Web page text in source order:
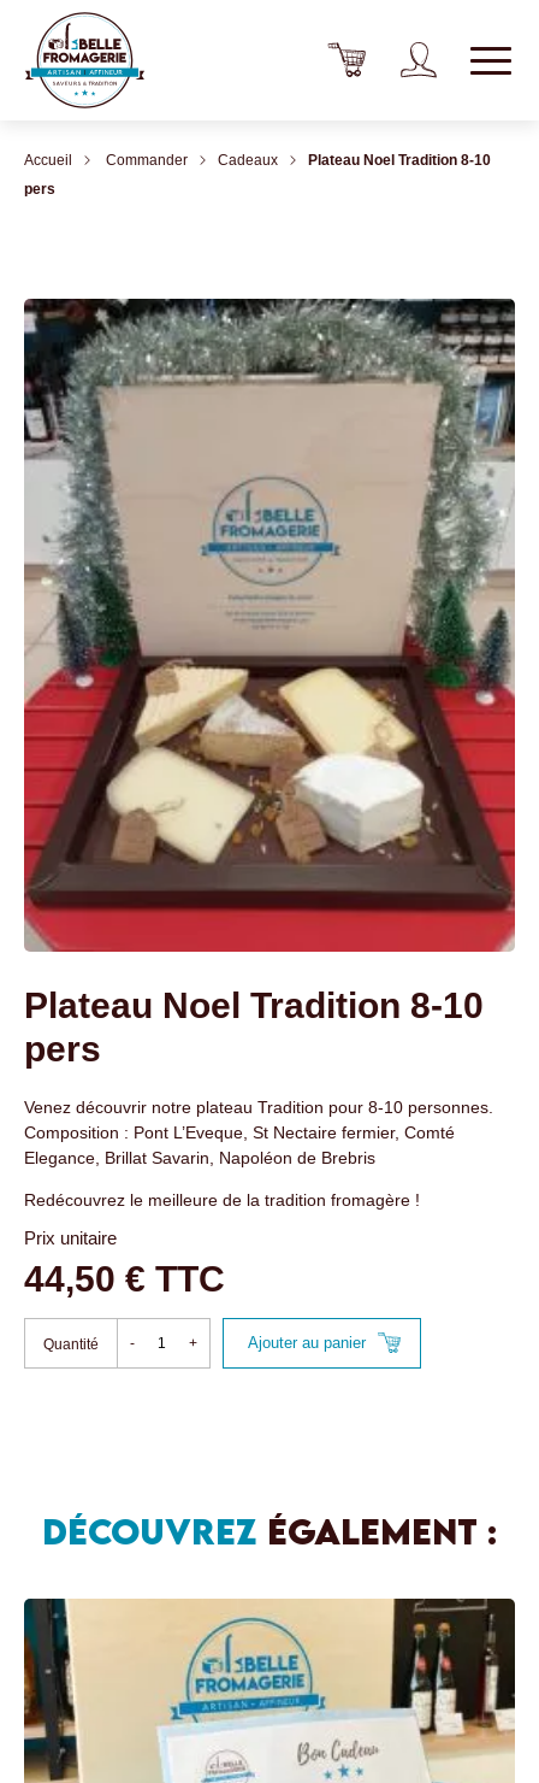
Accueil Commander Cadeaux
Plateau Noel Tradition 8-10
pers
Plateau Noel Tradition 8-10
pers
Venez découvrir notre plateau Tradition pour 8-10 personnes.
Composition : Pont L’Eveque, St Nectaire fermier, Comté
Elegance, Brillat Savarin, Napoléon de Brebris
Redécouvrez le meilleure de la tradition fromagère !
Prix unitaire
44,50 € TTC
Quantité - + Ajouter au panier
DÉCOUVREZ ÉGALEMENT :